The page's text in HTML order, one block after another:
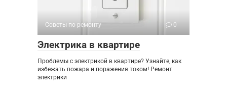
Советы по ремонту 0
Электрика в квартире
Проблемы с электрикой в квартире? Узнайте, как
избежать пожара и поражения током! Ремонт
электрики